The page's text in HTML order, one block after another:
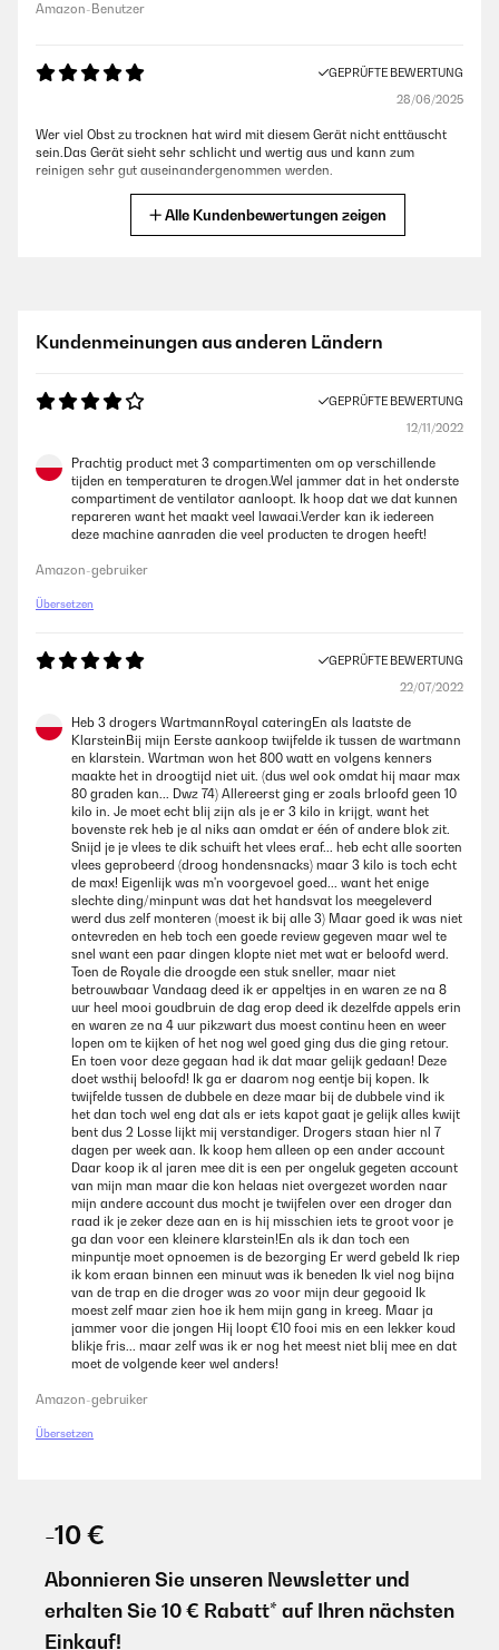
Amazon-Benutzer
GEPRÜFTE BEWERTUNG
28/06/2025
Wer viel Obst zu trocknen hat wird mit diesem Gerät nicht enttäuscht
sein.Das Gerät sieht sehr schlicht und wertig aus und kann zum
reinigen sehr gut auseinandergenommen werden.
Sehr gutes Gerät - einfach und robust konstruiert.16 Fächer sind für
meine Zwecke ausreichend. Ich nutze das Gerät zwar privat, aber
und trockne - das Gerät ist (mehr oder weniger) im Dauereinsatz und
Amazon-Benutzer
GEPRÜFTE BEWERTUNG
Wir haben uns sehr auf das Gerät gefreut, da momentan sehr viele
Produkte zum Dörren anfallen (Bauernhof). Da fehlt uns eine gute,
Amazon-Benutzer
GEPRÜFTE BEWERTUNG
07/11/2020
Der Jerky 16 ist in jeder Hinsicht Oberklasse:1. Ausreichend
dimensioniert - es passen zum Beispiel 20 Äpfel in 2 mm Scheiben
rein2. Sehr gut verarbeitet, alles Edelstahl, leise, gut regelbar3. Die
Ergebnisse können sich sehen lassen, hatte verschiedenste Dörrgeräte
zum Vergleich - mit diesem Profigerät kommt keiner mitAnleitung für
knusprige Apfelchips:A) Möglichst harte saure, jedoch reife und
Vitamin C-haltige Äpfel ernten, nicht schütteln, pflücken! Gut geeignet
sind Glockenäpfel, Ende Oktober geerntet oder reife Ontario,
frühestens Mitte November geerntet.B) Die rund 20 gewaschenen Äpfel
mit zum Beispiel Lurch Schälmaschiene schälen, mit 2 cm Entkerner
das Kerngehäuse entfernen und mit der elektr. Brotmaschiene in 2 mm
dünne Scheiben schneidenC) diese auf den 16 Rosten verteilen, sie
sollten dabei nicht auf dem Rand aufliegenD) Die Roste in den Jerky
schieben und den auf 6 h 70 Grad stellen.E) Nach Ablauf der Zeit Tür
öffnen und 5 Minuten abkühlen lassen. Wenn knusprig:F) den Jerky bei
geöffneter Tür weiter laufen lassen mit 50 Grad, dabei die Roste einzeln
nacheinander entnehmen und die ChipsG) in luftdichte wiederverwend-
und -verschließbare Zip lock-, sogenannte Mylar-Beutel verpacken.
Darin bleiben sie 1-2 Jahre knusprig und frischViel Spaß!
Amazon-Benutzer
Alle Kundenbewertungen zeigen
Kundenmeinungen aus anderen Ländern
GEPRÜFTE BEWERTUNG
12/11/2022
Prachtig product met 3 compartimenten om op verschillende
tijden en temperaturen te drogen.Wel jammer dat in het onderste
compartiment de ventilator aanloopt. Ik hoop dat we dat kunnen
repareren want het maakt veel lawaai.Verder kan ik iedereen
deze machine aanraden die veel producten te drogen heeft!
Amazon-gebruiker
Übersetzen
GEPRÜFTE BEWERTUNG
22/07/2022
Heb 3 drogers WartmannRoyal cateringEn als laatste de
KlarsteinBij mijn Eerste aankoop twijfelde ik tussen de wartmann
en klarstein. Wartman won het 800 watt en volgens kenners
maakte het in droogtijd niet uit. (dus wel ook omdat hij maar max
80 graden kan... Dwz 74) Allereerst ging er zoals brloofd geen 10
kilo in. Je moet echt blij zijn als je er 3 kilo in krijgt, want het
bovenste rek heb je al niks aan omdat er één of andere blok zit.
Snijd je je vlees te dik schuift het vlees eraf... heb echt alle soorten
vlees geprobeerd (droog hondensnacks) maar 3 kilo is toch echt
de max! Eigenlijk was m'n voorgevoel goed... want het enige
slechte ding/minpunt was dat het handsvat los meegeleverd
werd dus zelf monteren (moest ik bij alle 3) Maar goed ik was niet
ontevreden en heb toch een goede review gegeven maar wel te
snel want een paar dingen klopte niet met wat er beloofd werd.
Toen de Royale die droogde een stuk sneller, maar niet
betrouwbaar Vandaag deed ik er appeltjes in en waren ze na 8
uur heel mooi goudbruin de dag erop deed ik dezelfde appels erin
en waren ze na 4 uur pikzwart dus moest continu heen en weer
lopen om te kijken of het nog wel goed ging dus die ging retour.
En toen voor deze gegaan had ik dat maar gelijk gedaan! Deze
doet wsthij beloofd! Ik ga er daarom nog eentje bij kopen. Ik
twijfelde tussen de dubbele en deze maar bij de dubbele vind ik
het dan toch wel eng dat als er iets kapot gaat je gelijk alles kwijt
bent dus 2 Losse lijkt mij verstandiger. Drogers staan hier nl 7
dagen per week aan. Ik koop hem alleen op een ander account
Daar koop ik al jaren mee dit is een per ongeluk gegeten account
van mijn man maar die kon helaas niet overgezet worden naar
mijn andere account dus mocht je twijfelen over een droger dan
raad ik je zeker deze aan en is hij misschien iets te groot voor je
ga dan voor een kleinere klarstein!En als ik dan toch een
minpuntje moet opnoemen is de bezorging Er werd gebeld Ik riep
ik kom eraan binnen een minuut was ik beneden Ik viel nog bijna
van de trap en die droger was zo voor mijn deur gegooid Ik
moest zelf maar zien hoe ik hem mijn gang in kreeg. Maar ja
jammer voor die jongen Hij loopt €10 fooi mis en een lekker koud
blikje fris... maar zelf was ik er nog het meest niet blij mee en dat
moet de volgende keer wel anders!
Amazon-gebruiker
Übersetzen
-10 €
Abonnieren Sie unseren Newsletter und
erhalten Sie 10 € Rabatt* auf Ihren nächsten
Einkauf!